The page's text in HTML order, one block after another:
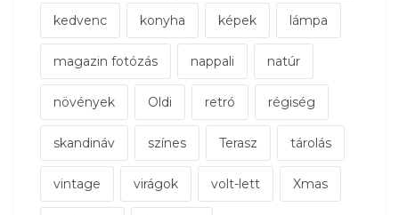
kedvenc konyha képek lámpa
magazin fotózás nappali natúr
növények Oldi retró régiség
skandináv színes Terasz tárolás
vintage virágok volt-lett Xmas